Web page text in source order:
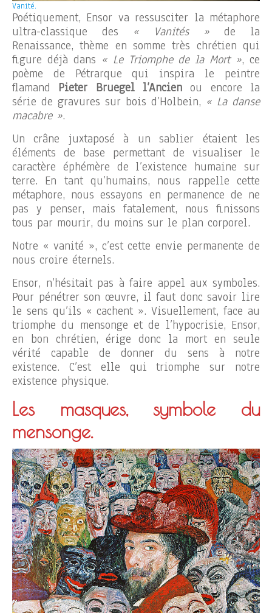
Vanité.
Poétiquement, Ensor va ressusciter la métaphore
ultra-classique des « Vanités » de la
Renaissance, thème en somme très chrétien qui
figure déjà dans « Le Triomphe de la Mort », ce
poème de Pétrarque qui inspira le peintre
flamand Pieter Bruegel l’Ancien ou encore la
série de gravures sur bois d’Holbein, « La danse
macabre ».
Un crâne juxtaposé à un sablier étaient les
éléments de base permettant de visualiser le
caractère éphémère de l’existence humaine sur
terre. En tant qu’humains, nous rappelle cette
métaphore, nous essayons en permanence de ne
pas y penser, mais fatalement, nous finissons
tous par mourir, du moins sur le plan corporel.
Notre « vanité », c’est cette envie permanente de
nous croire éternels.
Ensor, n’hésitait pas à faire appel aux symboles.
Pour pénétrer son œuvre, il faut donc savoir lire
le sens qu’ils « cachent ». Visuellement, face au
triomphe du mensonge et de l’hypocrisie, Ensor,
en bon chrétien, érige donc la mort en seule
vérité capable de donner du sens à notre
existence. C’est elle qui triomphe sur notre
existence physique.
Les masques, symbole du
mensonge.